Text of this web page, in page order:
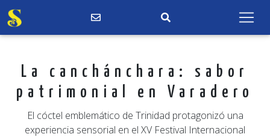
La canchánchara: sabor
patrimonial en Varadero
El cóctel emblemático de Trinidad protagonizó una
experiencia sensorial en el XV Festival Internacional